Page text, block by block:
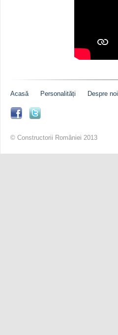
Acasă Personalități Despre noi
© Constructorii României 2013